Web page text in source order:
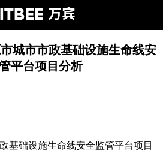
城市市政基础设施生命线安
平台项目分析
基础设施生命线安全监管平台项目